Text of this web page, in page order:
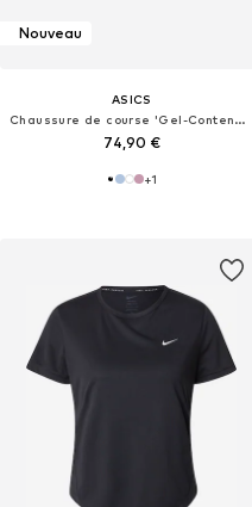
Nouveau
ASICS
Chaussure de course 'Gel-Contend 10'
74,90 €
+1